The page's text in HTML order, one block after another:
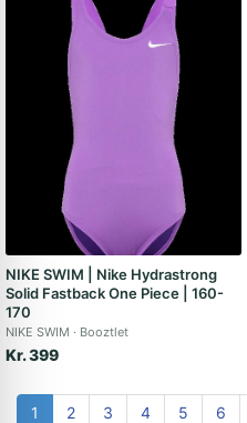
NIKE SWIM | Nike Hydrastrong
Solid Fastback One Piece | 160-
170
NIKE SWIM Booztlet
Kr. 399
1 2 3 4 5 6